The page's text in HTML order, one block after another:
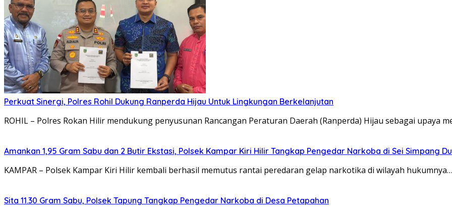
Perkuat Sinergi, Polres Rohil Dukung Ranperda Hijau Untuk Lingkungan Berkelanjutan
ROHIL – Polres Rokan Hilir mendukung penyusunan Rancangan Peraturan Daerah (Ranperda) Hijau sebagai upaya
Amankan 1,95 Gram Sabu dan 2 Butir Ekstasi, Polsek Kampar Kiri Hilir Tangkap Pengedar Narkoba di Sei Simpang
KAMPAR – Polsek Kampar Kiri Hilir kembali berhasil memutus rantai peredaran gelap narkotika di wilayah
Sita 11.30 Gram Sabu, Polsek Tapung Tangkap Pengedar Narkoba di Desa Petapahan